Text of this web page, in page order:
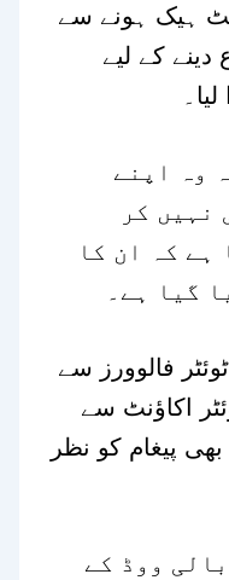
ہیک ہونے سے
دینے کے لیے
وہ اپنے
نہیں کر
ہے کہ ان کا
گیا ہے۔
فالوورز سے
اکاؤنٹ سے
پیغام کو نظر
ووڈ کے